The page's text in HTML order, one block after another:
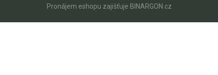
Pronájem eshopu zajišťuje BINARGON.cz